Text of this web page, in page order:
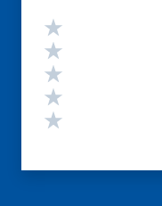
Valutazione